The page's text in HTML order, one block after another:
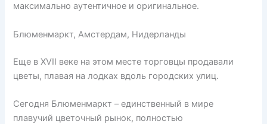
максимально аутентичное и оригинальное.
Блюменмаркт, Амстердам, Нидерланды
Еще в XVII веке на этом месте торговцы продавали
цветы, плавая на лодках вдоль городских улиц.
Сегодня Блюменмаркт – единственный в мире
плавучий цветочный рынок, полностью